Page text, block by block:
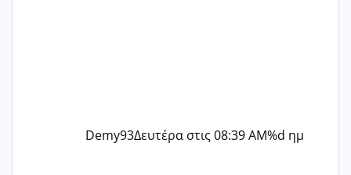
Demy93Δευτέρα στις 08:39 AM%d ημ